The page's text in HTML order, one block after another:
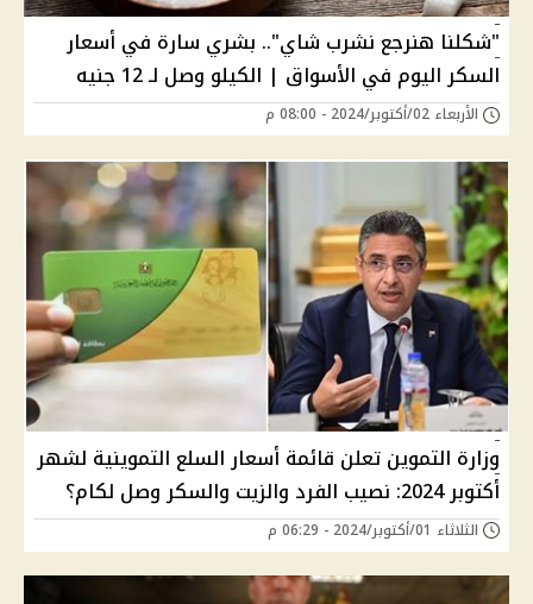
"شكلنا هنرجع نشرب شاي".. بشري سارة في أسعار
السكر اليوم في الأسواق | الكيلو وصل لـ 12 جنيه
الأربعاء 02/أكتوبر/2024 - 08:00 م
وزارة التموين تعلن قائمة أسعار السلع التموينية لشهر
أكتوبر 2024: نصيب الفرد والزيت والسكر وصل لكام؟
الثلاثاء 01/أكتوبر/2024 - 06:29 م